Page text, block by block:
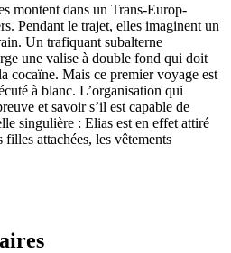
montent dans un Trans-Europ-
Pendant le trajet, elles imaginent un
Un trafiquant subalterne
une valise à double fond qui doit
cocaïne. Mais ce premier voyage est
à blanc. L’organisation qui
et savoir s’il est capable de
singulière : Elias est en effet attiré
attachées, les vêtements